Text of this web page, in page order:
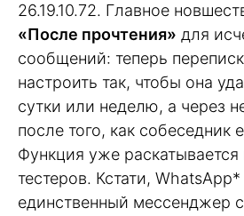
26.19.10.72. Главное
«После прочтения» для
сообщений: теперь
настроить так, чтобы она
сутки или неделю, а через
после того, как собеседник
Функция уже раскатывается
тестеров. Кстати,
единственный мессенджер